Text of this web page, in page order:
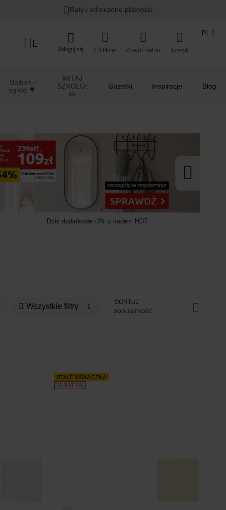
Lato w ogrodzie i na balkonie
Raty i odroczone płatności
Zaloguj się Ulubione Koszyk
PL
Balkon i
ogród 🌳
WITAJ
SZKOŁO!
✏️
Gazetki Inspiracje Blog
Dziś dodatkowe -3% z kodem HOT
Wszystkie filtry 1
SORTUJ
popularność
STALE NISKA CENA
20 RAT 0%